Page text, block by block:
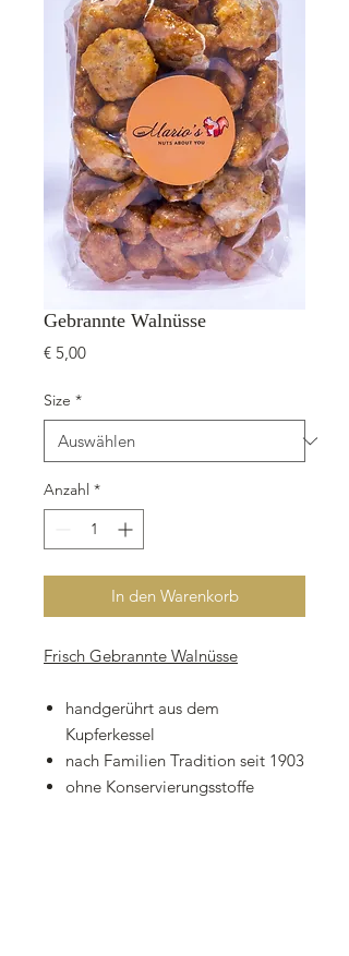
Gebrannte Walnüsse
€ 5,00Preis
Size *
Anzahl *
In den Warenkorb
Frisch Gebrannte Walnüsse
handgerührt aus dem
Kupferkessel
nach Familien Tradition seit 1903
ohne Konservierungsstoffe